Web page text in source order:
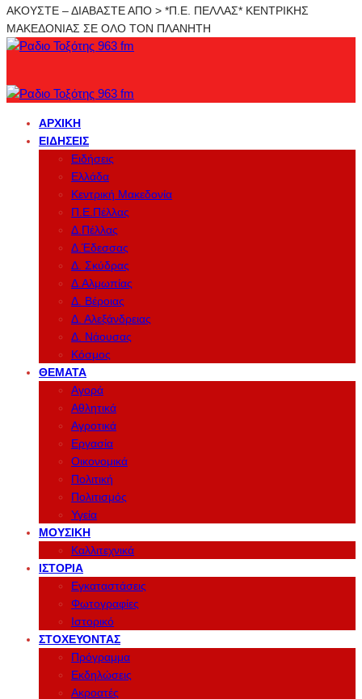
ΑΚΟΥΣΤΕ – ΔΙΑΒΑΣΤΕ ΑΠΟ > *Π.Ε. ΠΕΛΛΑΣ* ΚΕΝΤΡΙΚΗΣ
ΜΑΚΕΔΟΝΙΑΣ ΣΕ ΟΛΟ ΤΟΝ ΠΛΑΝΗΤΗ
ΑΡΧΙΚΉ
ΕΙΔΉΣΕΙΣ
Ειδήσεις
Ελλάδα
Κεντρική Μακεδονία
Π.Ε.Πέλλας
Δ.Πέλλας
Δ.Έδεσσας
Δ. Σκύδρας
Δ.Αλμωπίας
Δ. Βέροιας
Δ. Αλεξάνδρειας
Δ. Νάουσας
Κόσμος
ΘΈΜΑΤΑ
Αγορά
Αθλητικά
Αγροτικά
Εργασία
Οικονομικά
Πολιτική
Πολιτισμός
Υγεία
ΜΟΥΣΙΚΉ
Καλλιτεχνικά
ΙΣΤΟΡΊΑ
Εγκαταστάσεις
Φωτογραφίες
Ιστορικό
ΣΤΟΧΕΎΟΝΤΑΣ
Πρόγραμμα
Εκδηλώσεις
Ακροατές